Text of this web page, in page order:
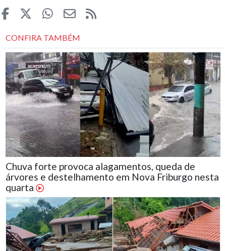
CONFIRA TAMBÉM
Chuva forte provoca alagamentos, queda de
árvores e destelhamento em Nova Friburgo nesta
quarta